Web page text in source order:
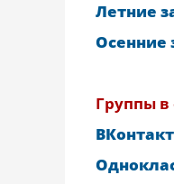
Летние
Осенние
Группы в